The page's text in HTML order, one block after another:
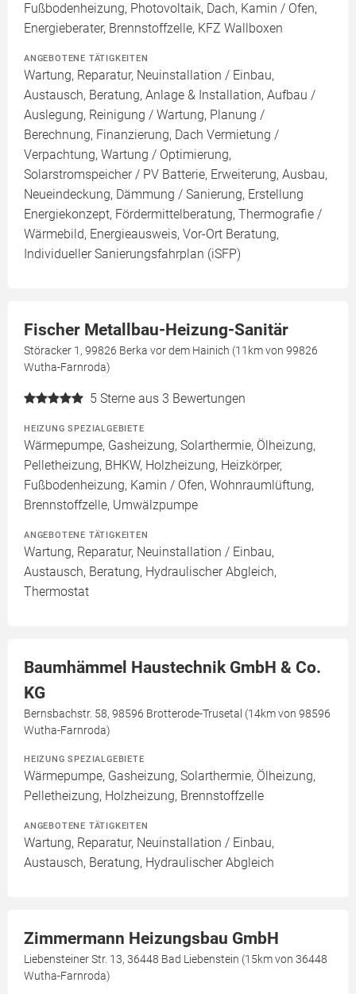
Fußbodenheizung, Photovoltaik, Dach, Kamin / Ofen,
Energieberater, Brennstoffzelle, KFZ Wallboxen
ANGEBOTENE TÄTIGKEITEN
Wartung, Reparatur, Neuinstallation / Einbau,
Austausch, Beratung, Anlage & Installation, Aufbau /
Auslegung, Reinigung / Wartung, Planung /
Berechnung, Finanzierung, Dach Vermietung /
Verpachtung, Wartung / Optimierung,
Solarstromspeicher / PV Batterie, Erweiterung, Ausbau,
Neueindeckung, Dämmung / Sanierung, Erstellung
Energiekonzept, Fördermittelberatung, Thermografie /
Wärmebild, Energieausweis, Vor-Ort Beratung,
Individueller Sanierungsfahrplan (iSFP)
Fischer Metallbau-Heizung-Sanitär
Störacker 1, 99826 Berka vor dem Hainich (11km von 99826
Wutha-Farnroda)
5 Sterne aus 3 Bewertungen
HEIZUNG SPEZIALGEBIETE
Wärmepumpe, Gasheizung, Solarthermie, Ölheizung,
Pelletheizung, BHKW, Holzheizung, Heizkörper,
Fußbodenheizung, Kamin / Ofen, Wohnraumlüftung,
Brennstoffzelle, Umwälzpumpe
ANGEBOTENE TÄTIGKEITEN
Wartung, Reparatur, Neuinstallation / Einbau,
Austausch, Beratung, Hydraulischer Abgleich,
Thermostat
Baumhämmel Haustechnik GmbH & Co.
KG
Bernsbachstr. 58, 98596 Brotterode-Trusetal (14km von 98596
Wutha-Farnroda)
HEIZUNG SPEZIALGEBIETE
Wärmepumpe, Gasheizung, Solarthermie, Ölheizung,
Pelletheizung, Holzheizung, Brennstoffzelle
ANGEBOTENE TÄTIGKEITEN
Wartung, Reparatur, Neuinstallation / Einbau,
Austausch, Beratung, Hydraulischer Abgleich
Zimmermann Heizungsbau GmbH
Liebensteiner Str. 13, 36448 Bad Liebenstein (15km von 36448
Wutha-Farnroda)